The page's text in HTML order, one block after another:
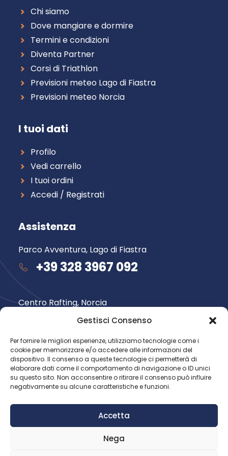
Gestisci Consenso
Per fornire le migliori esperienze, utilizziamo tecnologie come i
cookie per memorizzare e/o accedere alle informazioni del
dispositivo. Il consenso a queste tecnologie ci permetterà di
elaborare dati come il comportamento di navigazione o ID unici
su questo sito. Non acconsentire o ritirare il consenso può influire
negativamente su alcune caratteristiche e funzioni.
Accetta
Nega
Chi siamo
Dove mangiare e dormire
Termini e condizioni
Diventa Partner
Corsi di Triathlon
Previsioni meteo Lago di Fiastra
Previsioni meteo Norcia
I tuoi dati
Profilo
Vedi carrello
I tuoi ordini
Accedi / Registrati
Assistenza
Parco Avventura, Lago di Fiastra
+39 328 3967 092
Centro Rafting, Norcia
+39 348 735 6565
Seguici su
© 2026 Avventura nel Parco.